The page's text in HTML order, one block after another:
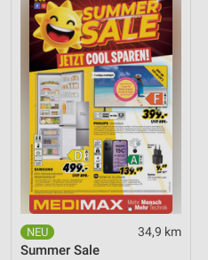
34,9 km
Summer Sale